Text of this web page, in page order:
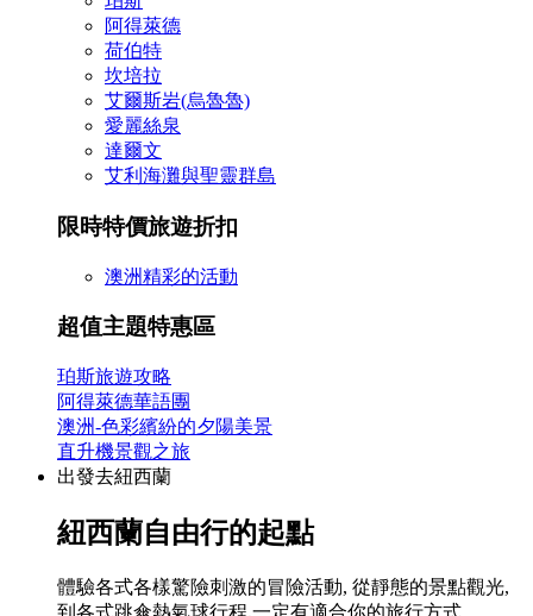
阿得萊德
荷伯特
坎培拉
艾爾斯岩(烏魯魯)
愛麗絲泉
達爾文
艾利海灘與聖靈群島
限時特價旅遊折扣
澳洲精彩的活動
超值主題特惠區
珀斯旅遊攻略
阿得萊德華語團
澳洲-色彩繽紛的夕陽美景
直升機景觀之旅
出發去紐西蘭
紐西蘭自由行的起點
體驗各式各樣驚險刺激的冒險活動, 從靜態的景點觀光,
到各式跳傘熱氣球行程,一定有適合你的旅行方式